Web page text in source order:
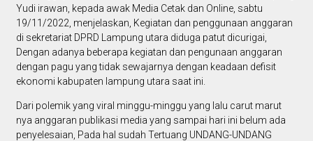
Yudi irawan, kepada awak Media Cetak dan Online, sabtu
19/11/2022, menjelaskan, Kegiatan dan penggunaan anggaran
di sekretariat DPRD Lampung utara diduga patut dicurigai,
Dengan adanya beberapa kegiatan dan pengunaan anggaran
dengan pagu yang tidak sewajarnya dengan keadaan defisit
ekonomi kabupaten lampung utara saat ini.
Dari polemik yang viral minggu-minggu yang lalu carut marut
nya anggaran publikasi media yang sampai hari ini belum ada
penyelesaian, Pada hal sudah Tertuang UNDANG-UNDANG